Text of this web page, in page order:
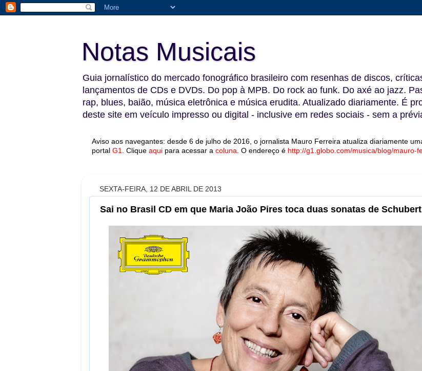
Notas Musicais
Guia jornalístico do mercado fonográfico brasileiro com resenhas de discos,
lançamentos de CDs e DVDs. Do pop à MPB. Do rock ao funk. Do axé ao jazz.
rap, blues, baião, música eletrônica e música erudita. Atualizado diariamente. É
deste site em veículo impresso ou digital - inclusive em redes sociais - sem a
Aviso aos navegantes: desde 6 de julho de 2016, o jornalista Mauro Ferreira atualiza diariamente
portal G1 Clique aqui para acessar a coluna O endereço é http://g1.globo.com/musica/blog/mauro-
SEXTA-FEIRA, 12 DE ABRIL DE 2013
Sai no Brasil CD em que Maria João Pires toca duas sonatas de Schubert